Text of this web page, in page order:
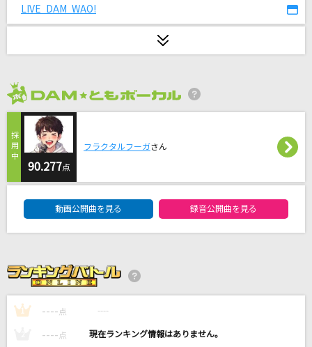
T.M.Revolution
PRIDE(アニメバージョン)
[生音]ちりぬるを
市川由紀乃
もののけ姫
米良美一
[生音]恋人ごっこ
マカロニえんぴつ
Foorin
[生音]ただ君に晴れ
LIVE DAM WAO!
90.277点
フラクタルフーガさん
動画公開曲を見る 録音公開曲を見る
1 ---- 点 ----
---- 点 ----